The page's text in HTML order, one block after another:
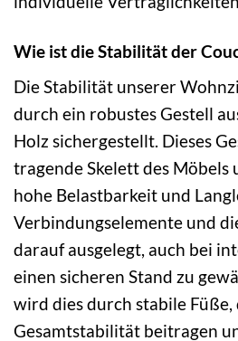
Wie ist die Stabilität der
Die Stabilität unserer
durch ein robustes Gestell
Holz sichergestellt. Dieses
tragende Skelett des
hohe Belastbarkeit und
Verbindungselemente und
darauf ausgelegt, auch bei
einen sicheren Stand zu
wird dies durch stabile
Gesamtstabilität beitragen